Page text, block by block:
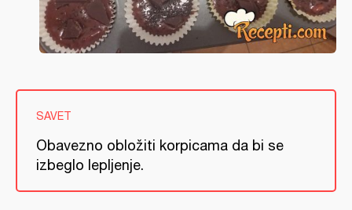
SAVET
Obavezno obložiti korpicama da bi se
izbeglo lepljenje.